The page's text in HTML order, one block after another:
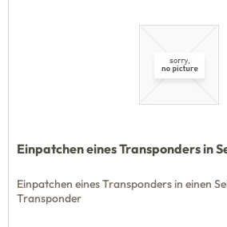
Einpatchen eines Transponders in
Einpatchen eines Transponders in einen
Transponder